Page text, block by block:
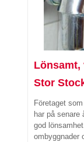
Lönsamt,
Stor
Företaget
har på
god
ombyggnader